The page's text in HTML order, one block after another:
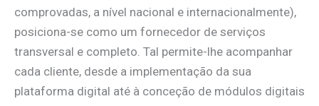
comprovadas, a nível nacional e internacionalmente),
posiciona-se como um fornecedor de serviços
transversal e completo. Tal permite-lhe acompanhar
cada cliente, desde a implementação da sua
plataforma digital até à conceção de módulos digitais